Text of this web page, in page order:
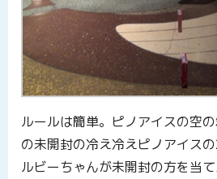
ルールは簡単。ピノアイスの空
の未開封の冷え冷えピノアイスの
ルビーちゃんが未開封の方を当